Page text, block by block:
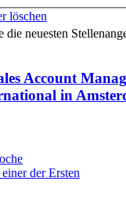
löschen
die neuesten
Account
in
der Ersten